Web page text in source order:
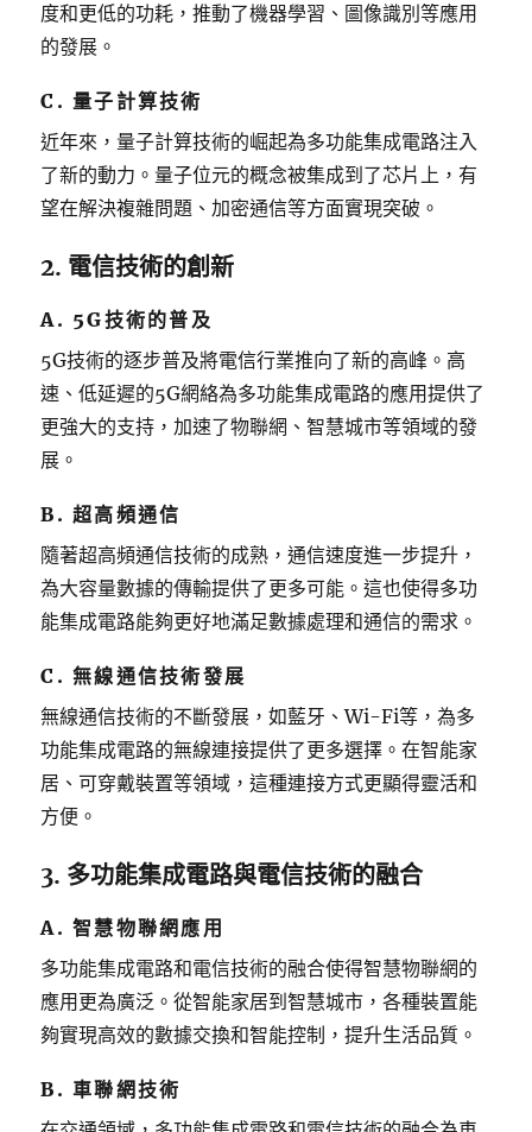
度和更低的功耗，推動了機器學習、圖像識別等應用
的發展。
C. 量子計算技術
近年來，量子計算技術的崛起為多功能集成電路注入
了新的動力。量子位元的概念被集成到了芯片上，有
望在解決複雜問題、加密通信等方面實現突破。
2. 電信技術的創新
A. 5G技術的普及
5G技術的逐步普及將電信行業推向了新的高峰。高
速、低延遲的5G網絡為多功能集成電路的應用提供了
更強大的支持，加速了物聯網、智慧城市等領域的發
展。
B. 超高頻通信
隨著超高頻通信技術的成熟，通信速度進一步提升，
為大容量數據的傳輸提供了更多可能。這也使得多功
能集成電路能夠更好地滿足數據處理和通信的需求。
C. 無線通信技術發展
無線通信技術的不斷發展，如藍牙、Wi-Fi等，為多
功能集成電路的無線連接提供了更多選擇。在智能家
居、可穿戴裝置等領域，這種連接方式更顯得靈活和
方便。
3. 多功能集成電路與電信技術的融合
A. 智慧物聯網應用
多功能集成電路和電信技術的融合使得智慧物聯網的
應用更為廣泛。從智能家居到智慧城市，各種裝置能
夠實現高效的數據交換和智能控制，提升生活品質。
B. 車聯網技術